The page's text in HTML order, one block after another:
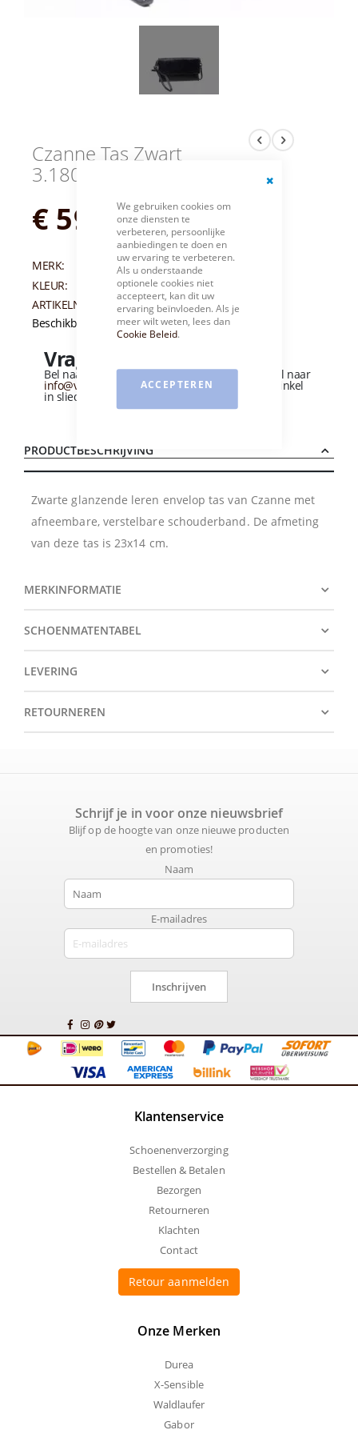
We gebruiken cookies om
onze diensten te
verbeteren, persoonlijke
aanbiedingen te doen en
uw ervaring te verbeteren.
Als u onderstaande
optionele cookies niet
accepteert, kan dit uw
ervaring beïnvloeden. Als je
meer wilt weten, lees dan
Cookie Beleid.
ACCEPTEREN
Czanne Tas Zwart
3.1806-One Size
€ 59,95
MERK:
CZANNE
KLEUR:
ZWART
ARTIKELNUMMER:
007345
Beschikbaarheid:Niet op voorraad
Vragen over dit product?
Bel naar +31 (0)184 - 412 135of stuur een e-mail naar
info@vandervliesschoenen.nlof bezoek onze winkel
in sliedrecht
PRODUCTBESCHRIJVING
Zwarte glanzende leren envelop tas van Czanne met
afneembare, verstelbare schouderband. De afmeting
van deze tas is 23x14 cm.
MERKINFORMATIE
SCHOENMATENTABEL
LEVERING
RETOURNEREN
Schrijf je in voor onze nieuwsbrief
Blijf op de hoogte van onze nieuwe producten
en promoties!
Naam
E-mailadres
Inschrijven
Klantenservice
Schoenenverzorging
Bestellen & Betalen
Bezorgen
Retourneren
Klachten
Contact
Retour aanmelden
Onze Merken
Durea
X-Sensible
Waldlaufer
Gabor